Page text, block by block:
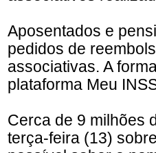
Aposentados e
pedidos de
associativas. A
plataforma Meu
Cerca de 9 milhões
terça-feira (13)